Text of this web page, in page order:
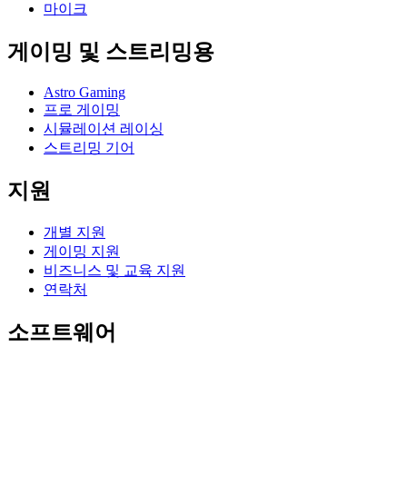
마이크
게이밍 및 스트리밍용
Astro Gaming
프로 게이밍
시뮬레이션 레이싱
스트리밍 기어
지원
개별 지원
게이밍 지원
비즈니스 및 교육 지원
연락처
소프트웨어